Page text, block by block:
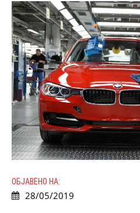
ОБЈАВЕНО НА:
28/05/2019